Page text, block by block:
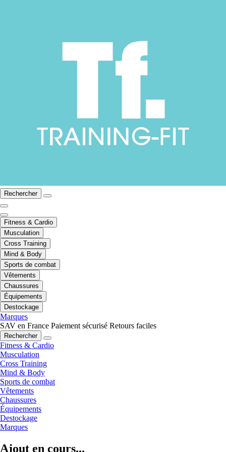
Rechercher
Fitness & Cardio
Musculation
Cross Training
Mind & Body
Sports de combat
Vêtements
Chaussures
Équipements
Destockage
Marques
SAV en France Paiement sécurisé Retours faciles
Rechercher
Fitness & Cardio
Musculation
Cross Training
Mind & Body
Sports de combat
Vêtements
Chaussures
Équipements
Destockage
Marques
Ajout en cours...